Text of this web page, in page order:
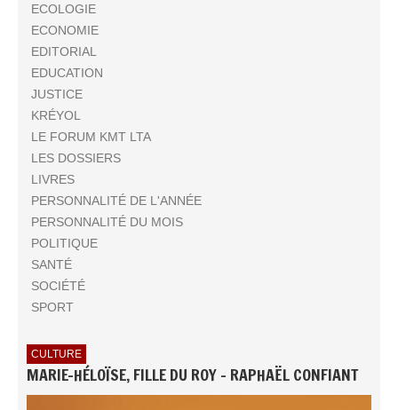
ECOLOGIE
ECONOMIE
EDITORIAL
EDUCATION
JUSTICE
KRÉYOL
LE FORUM KMT LTA
LES DOSSIERS
LIVRES
PERSONNALITÉ DE L'ANNÉE
PERSONNALITÉ DU MOIS
POLITIQUE
SANTÉ
SOCIÉTÉ
SPORT
CULTURE
MARIE-HÉLOÏSE, FILLE DU ROY - RAPHAËL CONFIANT